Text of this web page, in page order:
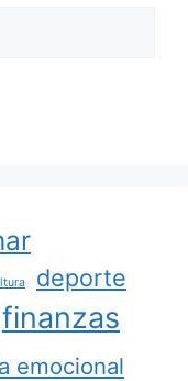
deporte
finanzas
emocional